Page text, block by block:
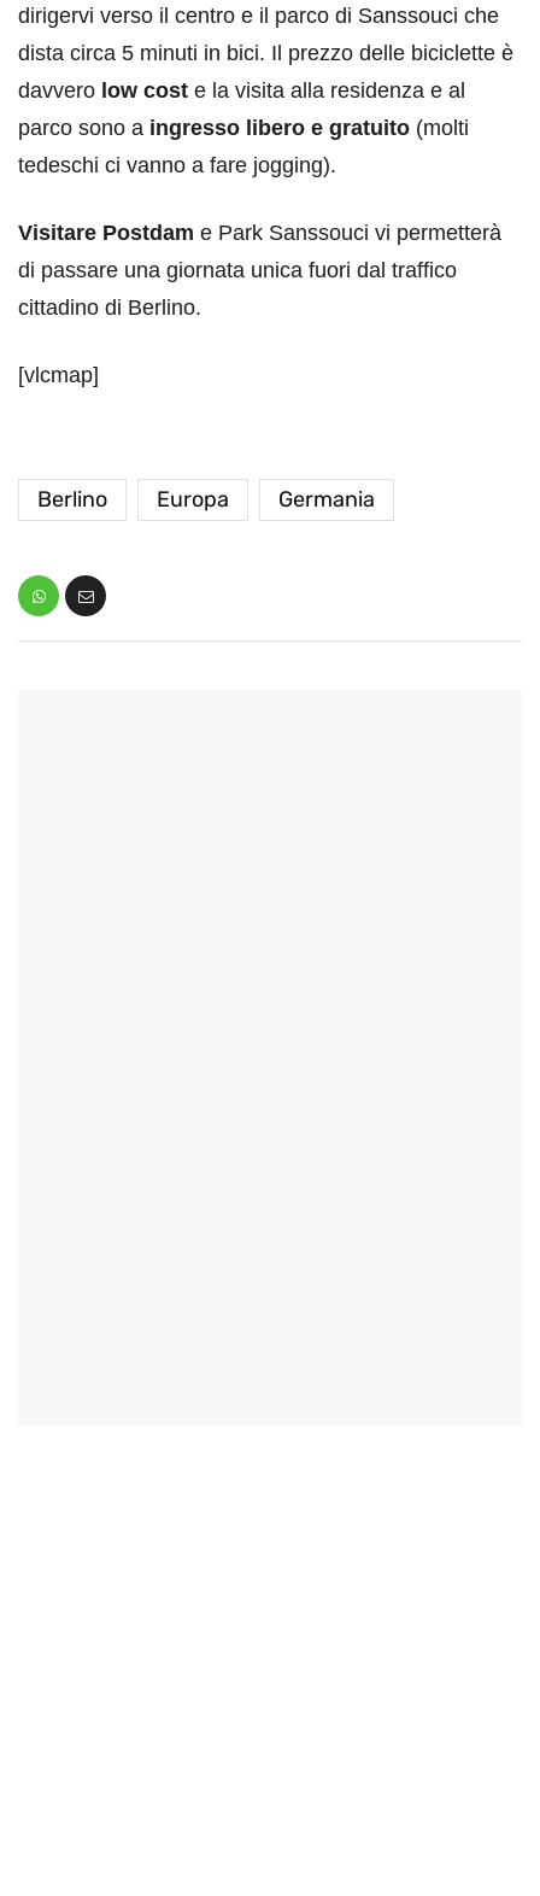
dirigervi verso il centro e il parco di Sanssouci che
dista circa 5 minuti in bici. Il prezzo delle biciclette è
davvero low cost e la visita alla residenza e al
parco sono a ingresso libero e gratuito (molti
tedeschi ci vanno a fare jogging).
Visitare Postdam e Park Sanssouci vi permetterà
di passare una giornata unica fuori dal traffico
cittadino di Berlino.
[vlcmap]
Berlino Europa Germania